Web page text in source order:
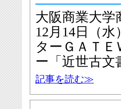
大阪商業大学
12月14日（
ターＧＡＴ
ー「近世古
記事を読む≫